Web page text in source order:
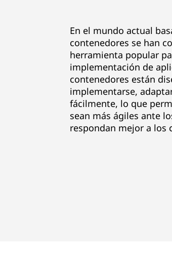
En el mundo actual
contenedores se han
herramienta popular
implementación de
contenedores están
implementarse,
fácilmente, lo que
sean más ágiles ante
respondan mejor a los